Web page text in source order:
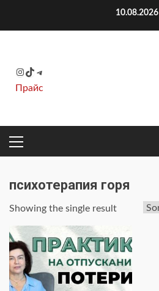
10.08.2026
Instagram
TikTok
Telegram
Прайс
ОСНОВНОЕ
МЕНЮ
психотерапия горя
Showing the single result